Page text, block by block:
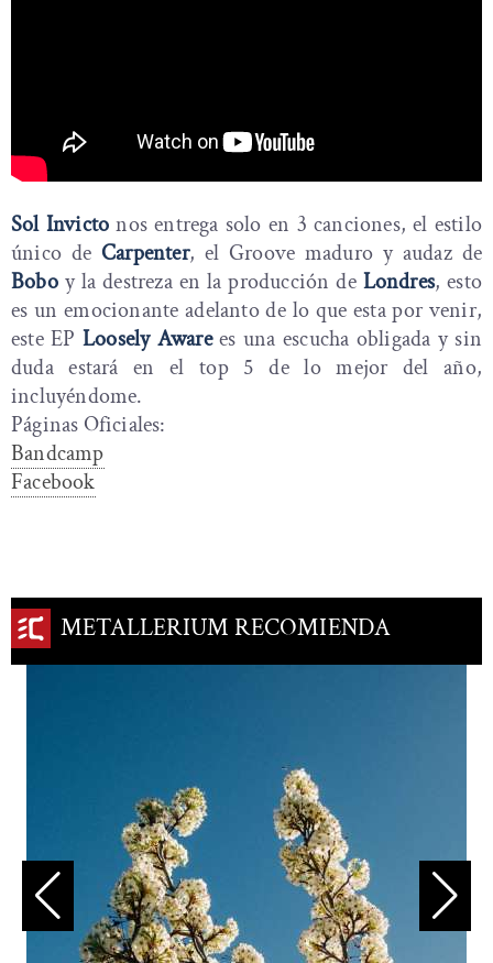
Sol Invicto nos entrega solo en 3 canciones, el estilo
único de Carpenter, el Groove maduro y audaz de
Boboy la destreza en la producción de Londres, esto
es un emocionante adelanto de lo que esta por venir,
este EP Loosely Awarees una escucha obligada y sin
duda estará en el top 5 de lo mejor del año,
incluyéndome.
Páginas Oficiales:
Bandcamp
Facebook
METALLERIUM RECOMIENDA